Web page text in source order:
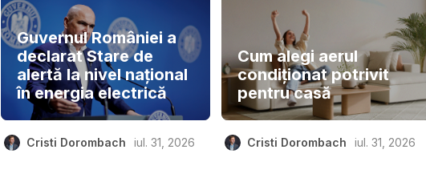
Guvernul României a
declarat Stare de
alertă la nivel național
în energia electrică
Cristi Dorombach iul. 31, 2026
Cum alegi aerul
condiționat potrivit
pentru casă
Cristi Dorombach iul. 31, 2026